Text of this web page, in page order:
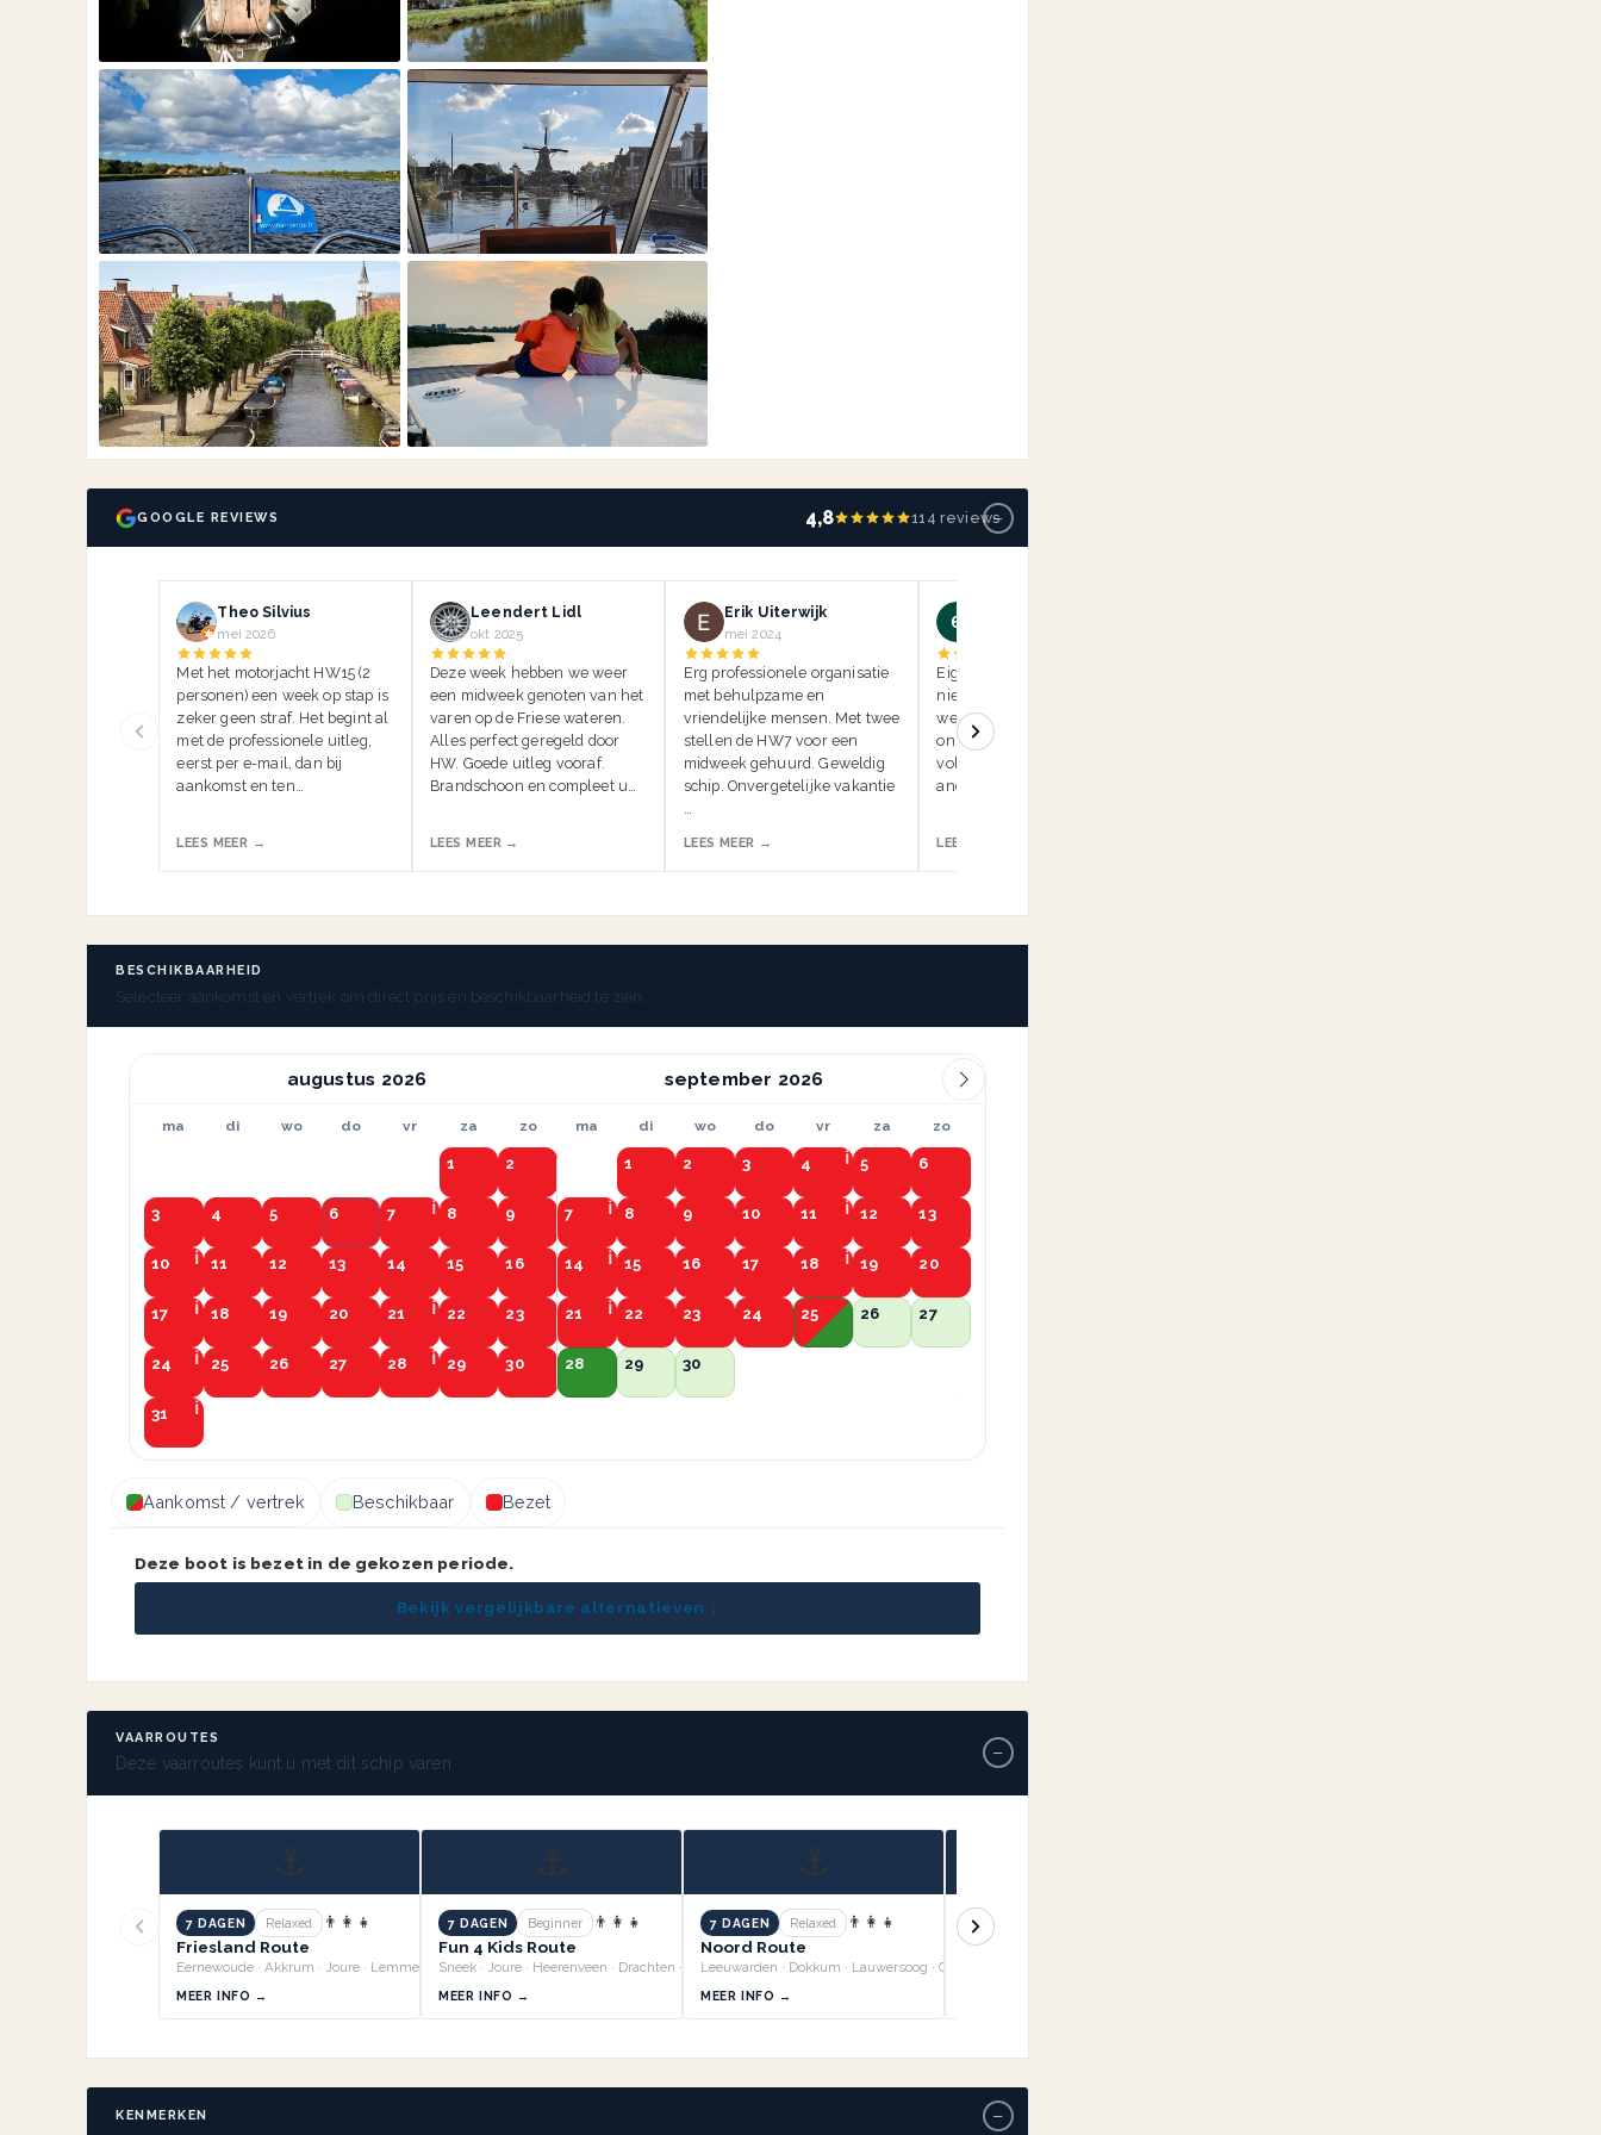
KENMERKEN −
BESCHIKBAARHEID
Selecteer aankomst en vertrek om direct prijs en beschikbaarheid te zien.
augustus september
ma di wo do vr za zo ma di wo do vr za zo
1 2
3 4 5 6 7 8 9
10 11 12 13 14 15 16
17 18 19 20 21 22 23
24 25 26 27 28 29 30
31
1 2 3 4 5 6
7 8 9 10 11 12 13
14 15 16 17 18 19 20
21 22 23 24 25 26 27
28 29 30
Aankomst / vertrek Beschikbaar Bezet
Deze boot is bezet in de gekozen periode.
Bekijk vergelijkbare alternatieven ↓
GOOGLE REVIEWS 4,8 114 reviews−
Theo Silvius
mei 2026
Met het motorjacht HW15 (2
personen) een week op stap is
zeker geen straf. Het begint al
met de professionele uitleg,
eerst per e-mail, dan bij
aankomst en ten…
LEES MEER →
Leendert Lidl
okt 2025
Deze week hebben we weer
een midweek genoten van het
varen op de Friese wateren.
Alles perfect geregeld door
HW. Goede uitleg vooraf.
Brandschoon en compleet u…
LEES MEER →
Erik Uiterwijk
mei 2024
Erg professionele organisatie
met behulpzame en
vriendelijke mensen. Met twee
stellen de HW7 voor een
midweek gehuurd. Geweldig
schip. Onvergetelijke vakantie
LEES MEER →
Eigenlijk moeten we het hier
niet beoordelen, maar houden
we de insidertip liever voor
onszelf. Anders kan de
volgende vakantie door
anderen worden geboekt. En…
LEES MEER →
VAARROUTES
Deze vaarroutes kunt u met dit schip varen −
⚓
7 DAGEN Relaxed
👨‍👩‍👧
Friesland Route
Eernewoude · Akkrum · Joure · Lemmer +3
MEER INFO →
⚓
7 DAGEN Beginner
👨‍👩‍👧
Fun 4 Kids Route
Sneek · Joure · Heerenveen · Drachten +3
MEER INFO →
⚓
7 DAGEN Relaxed
👨‍👩‍👧
Noord Route
MEER INFO →
7 DAGEN
Zuid Oost Route